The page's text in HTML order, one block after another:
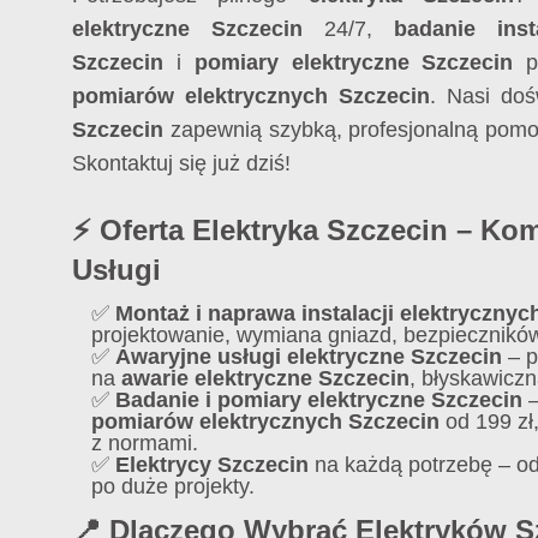
elektryczne Szczecin 24/7,
badanie
Szczecin i pomiary elektryczne Szczecin
pomiarów elektrycznych Szczecin. Nasi
Szczecin zapewnią szybką, profesjonalną
Skontaktuj się już dziś!
⚡ Oferta Elektryka Szczecin –
Usługi
✅ Montaż i naprawa instalacji
projektowanie, wymiana gniazd,
✅ Awaryjne usługi elektryczne Szczecin –
na awarie elektryczne Szczecin,
✅ Badanie i pomiary elektryczne Szczecin
pomiarów elektrycznych Szczecin od 199
z normami.
✅ Elektrycy Szczecin na każdą potrzebę –
po duże projekty.
📍 Dlaczego Wybrać Elektryków